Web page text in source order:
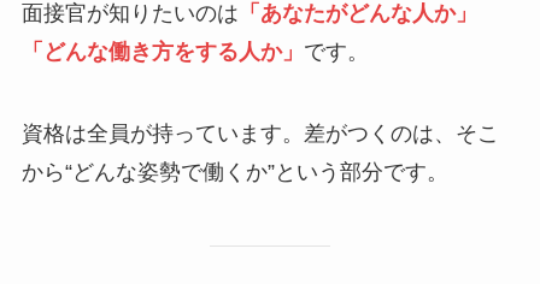
面接官が知りたいのは 「あなたがどんな人か」
「どんな働き方をする人か」 です。
資格は全員が持っています。差がつくのは、そこ
から“どんな姿勢で働くか”という部分です。